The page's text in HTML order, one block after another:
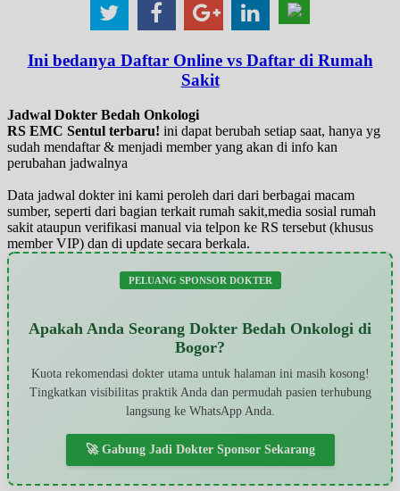
Ini bedanya Daftar Online vs Daftar di Rumah
Sakit
Jadwal Dokter Bedah Onkologi
RS EMC Sentul terbaru! ini dapat berubah setiap saat, hanya yg
sudah mendaftar & menjadi member yang akan di info kan
perubahan jadwalnya
Data jadwal dokter ini kami peroleh dari dari berbagai macam
sumber, seperti dari bagian terkait rumah sakit,media sosial rumah
sakit ataupun verifikasi manual via telpon ke RS tersebut (khusus
member VIP) dan di update secara berkala.
PELUANG SPONSOR DOKTER
Apakah Anda Seorang Dokter Bedah Onkologi di
Bogor?
Kuota rekomendasi dokter utama untuk halaman ini masih kosong!
Tingkatkan visibilitas praktik Anda dan permudah pasien terhubung
langsung ke WhatsApp Anda.
🚀 Gabung Jadi Dokter Sponsor Sekarang